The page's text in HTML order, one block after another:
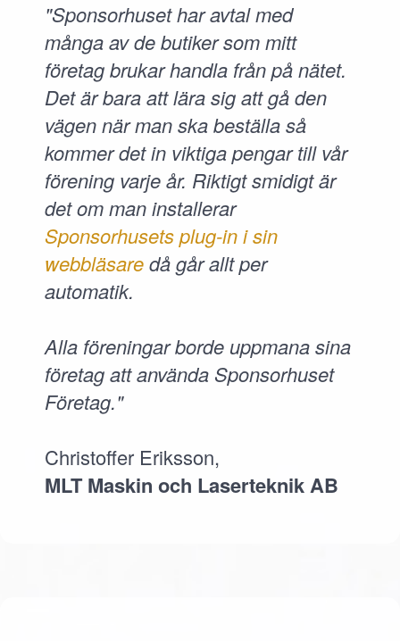
"Sponsorhuset har avtal med
många av de butiker som mitt
företag brukar handla från på nätet.
Det är bara att lära sig att gå den
vägen när man ska beställa så
kommer det in viktiga pengar till vår
förening varje år. Riktigt smidigt är
det om man installerar
Sponsorhusets plug-in i sin
webbläsaredå går allt per
automatik.
Alla föreningar borde uppmana sina
företag att använda Sponsorhuset
Företag."
Christoffer Eriksson,
MLT Maskin och Laserteknik AB